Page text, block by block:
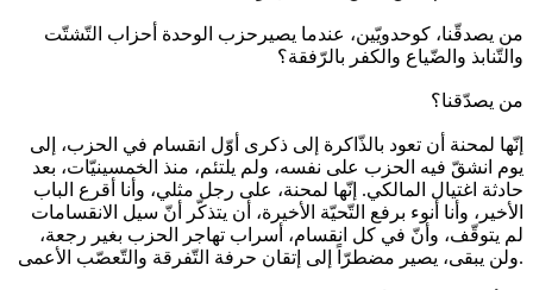
من يصدقّنا، كوحدويّين، عندما يصيرحزب الوحدة أحزاب التّشتّت
والتّنابذ والضّياع والكفر بالرّفقة؟
من يصدّقنا؟
إنّها لمحنة أن تعود بالذّاكرة إلى ذكرى أوّل انقسام في الحزب، إلى
يوم انشقّ فيه الحزب على نفسه، ولم يلتئم، منذ الخمسينيّات، بعد
حادثة اغتيال المالكي. إنّها لمحنة، على رجل مثلي، وأنا أقرع الباب
الأخير، وأنا أنوء برفع التّحيّة الأخيرة، أن يتذكّر أنّ سيل الانقسامات
لم يتوقّف، وأنّ في كل انقسام، أسراب تهاجر الحزب بغير رجعة،
ولن يبقى، يصير مضطرّاً إلى إتقان حرفة التّفرقة والتّعصّب الأعمى.